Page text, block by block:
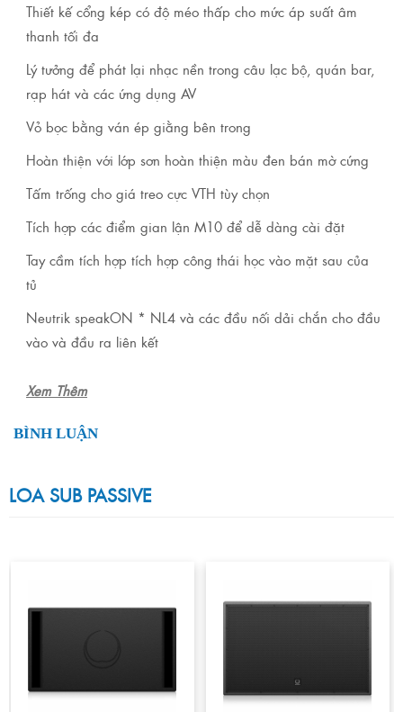
Thiết kế cổng kép có độ méo thấp cho mức áp suất âm
thanh tối đa
Lý tưởng để phát lại nhạc nền trong câu lạc bộ, quán bar,
rạp hát và các ứng dụng AV
Vỏ bọc bằng ván ép giằng bên trong
Hoàn thiện với lớp sơn hoàn thiện màu đen bán mờ cứng
Tấm trống cho giá treo cực VTH tùy chọn
Tích hợp các điểm gian lận M10 để dễ dàng cài đặt
Tay cầm tích hợp tích hợp công thái học vào mặt sau của
tủ
Neutrik speakON * NL4 và các đầu nối dải chắn cho đầu
vào và đầu ra liên kết
Xem Thêm
BÌNH LUẬN
LOA SUB PASSIVE